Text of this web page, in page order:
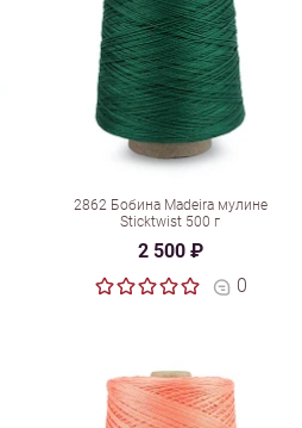
2862 Бобина Madeira мулине
Sticktwist 500 г
2 500 ₽
0